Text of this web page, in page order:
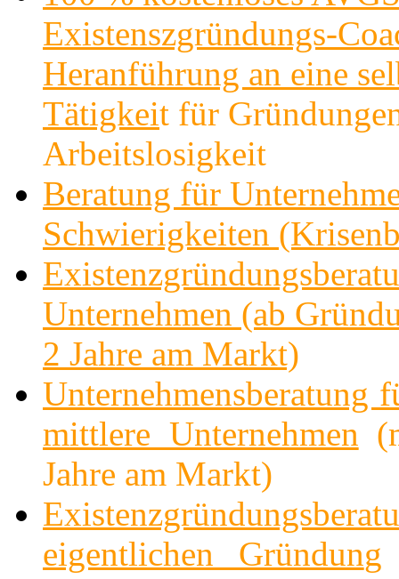
Existenszgründungs-
Heranführung an eine
Tätigkeit für
Arbeitslosigkeit
Beratung für
Schwierigkeiten
Unternehmen (ab
2 Jahre am Markt)
Unternehmensberatung
mittlere Unternehmen
Jahre am Markt)
eigentlichen Gründung